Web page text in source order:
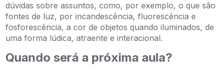
dúvidas sobre assuntos, como, por exemplo, o que são
fontes de luz, por incandescência, fluorescência e
fosforescência, a cor de objetos quando iluminados, de
uma forma lúdica, atraente e interacional.
Quando será a próxima aula?